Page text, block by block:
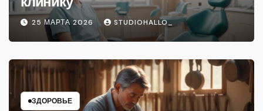
25 МАРТА 2026 STUDIOHALLO_
ЗДОРОВЬЕ